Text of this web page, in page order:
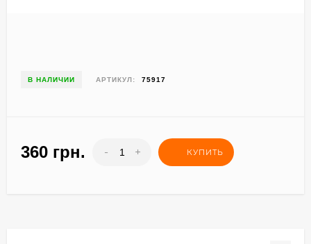
В НАЛИЧИИ АРТИКУЛ: 75917
360 грн. - + КУПИТЬ